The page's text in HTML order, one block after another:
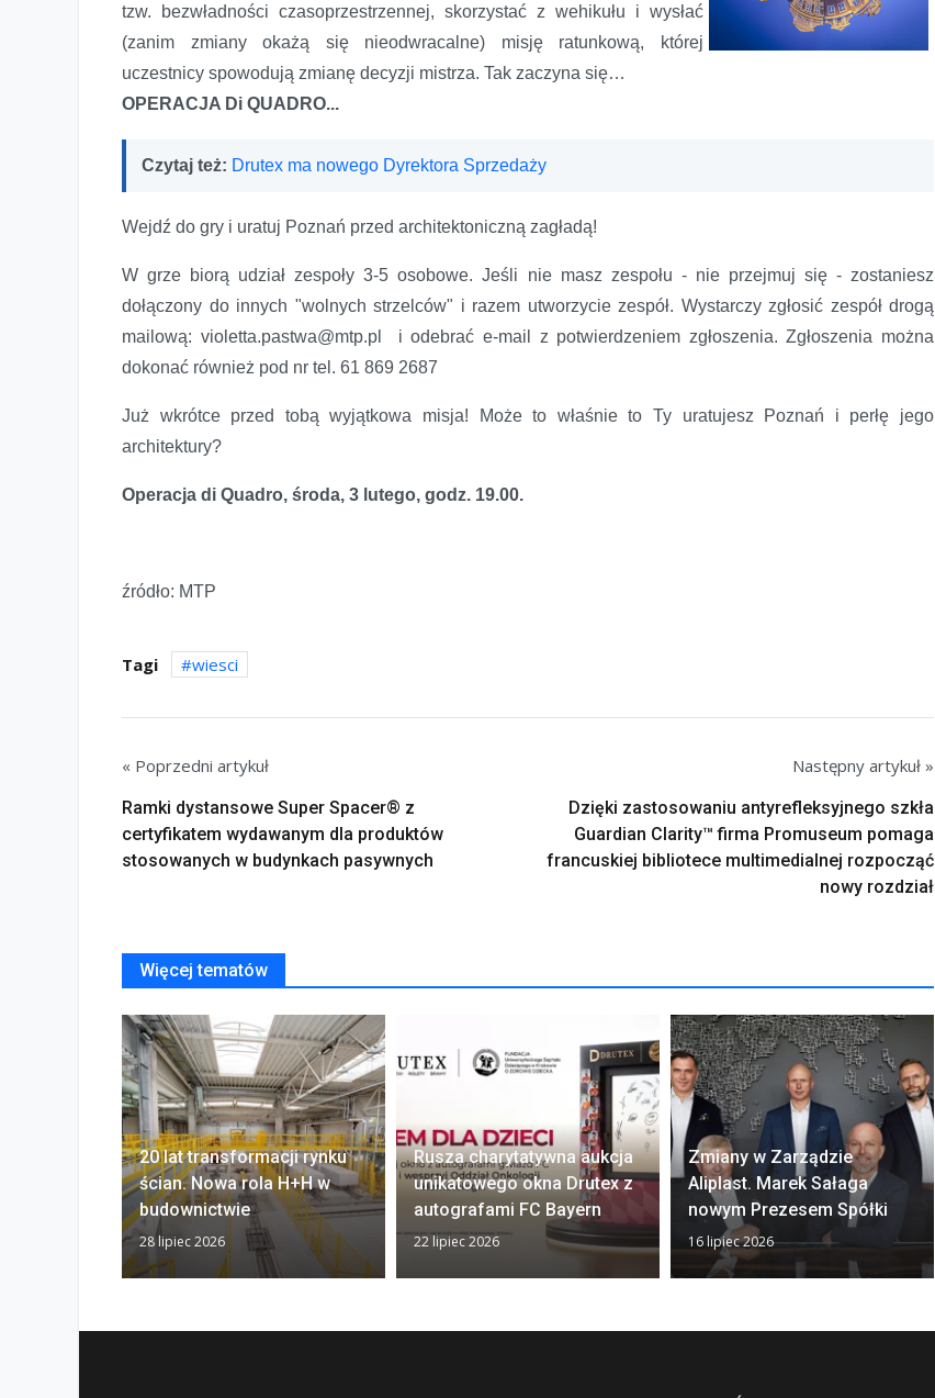
tzw. bezwładności czasoprzestrzennej, skorzystać z wehikułu i wysłać
(zanim zmiany okażą się nieodwracalne) misję ratunkową, której
uczestnicy spowodują zmianę decyzji mistrza. Tak zaczyna się…
OPERACJA Di QUADRO...
Czytaj też: Drutex ma nowego Dyrektora Sprzedaży
Wejdź do gry i uratuj Poznań przed architektoniczną zagładą!
W grze biorą udział zespoły 3-5 osobowe. Jeśli nie masz zespołu - nie przejmuj się - zostaniesz
dołączony do innych "wolnych strzelców" i razem utworzycie zespół. Wystarczy zgłosić zespół drogą
mailową: violetta.pastwa@mtp.pl i odebrać e-mail z potwierdzeniem zgłoszenia. Zgłoszenia można
dokonać również pod nr tel. 61 869 2687
Już wkrótce przed tobą wyjątkowa misja! Może to właśnie to Ty uratujesz Poznań i perłę jego
architektury?
Operacja di Quadro, środa, 3 lutego, godz. 19.00.
źródło: MTP
Tagi wiesci
« Poprzedni artykuł
Ramki dystansowe Super Spacer® z
certyfikatem wydawanym dla produktów
stosowanych w budynkach pasywnych
Następny artykuł »
Dzięki zastosowaniu antyrefleksyjnego szkła
Guardian Clarity™ firma Promuseum pomaga
francuskiej bibliotece multimedialnej rozpocząć
nowy rozdział
Więcej tematów
20 lat transformacji rynku
ścian. Nowa rola H+H w
budownictwie
28 lipiec 2026
Rusza charytatywna aukcja
unikatowego okna Drutex z
autografami FC Bayern
22 lipiec 2026
Zmiany w Zarządzie
Aliplast. Marek Sałaga
nowym Prezesem Spółki
16 lipiec 2026